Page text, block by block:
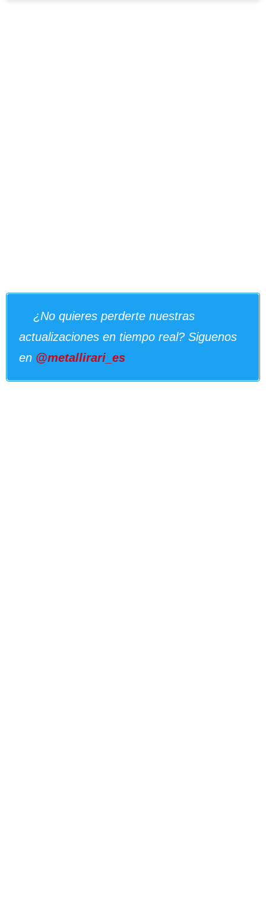
¿No quieres perderte nuestras
actualizaciones en tiempo real? Siguenos
en @metallirari_es